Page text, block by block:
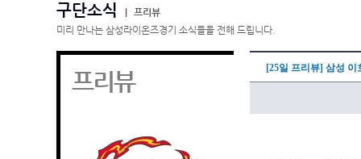
구단소식
프리뷰
미리 만나는 삼성라이온즈경기 소식들을 전해 드립니다.
프리뷰 [25일 프리뷰] 삼성